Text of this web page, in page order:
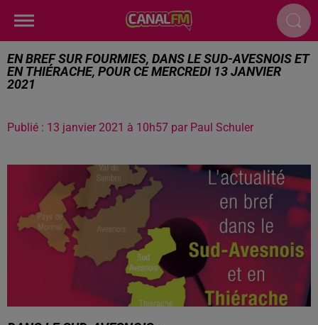
EN BREF SUR FOURMIES, DANS LE SUD-AVESNOIS ET
EN THIÉRACHE, POUR CE MERCREDI 13 JANVIER
2021
Publié : 13 janvier 2021 à 10h57 par Paul Schuler